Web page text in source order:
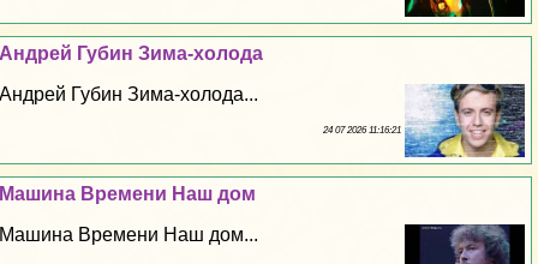
Андрей Губин Зима-холода
Андрей Губин Зима-холода...
24 07 2026 11:16:21
Машина Времени Наш дом
Машина Времени Наш дом...